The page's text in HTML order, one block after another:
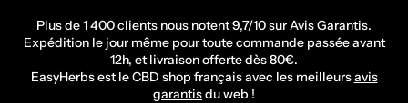
Plus de 1 400 clients nous notent 9,7/10 sur Avis Garantis.
Expédition le jour même pour toute commande passée avant
12h, et livraison offerte dès 80€.
EasyHerbs est le CBD shop français avec les meilleursavis
garantisdu web !